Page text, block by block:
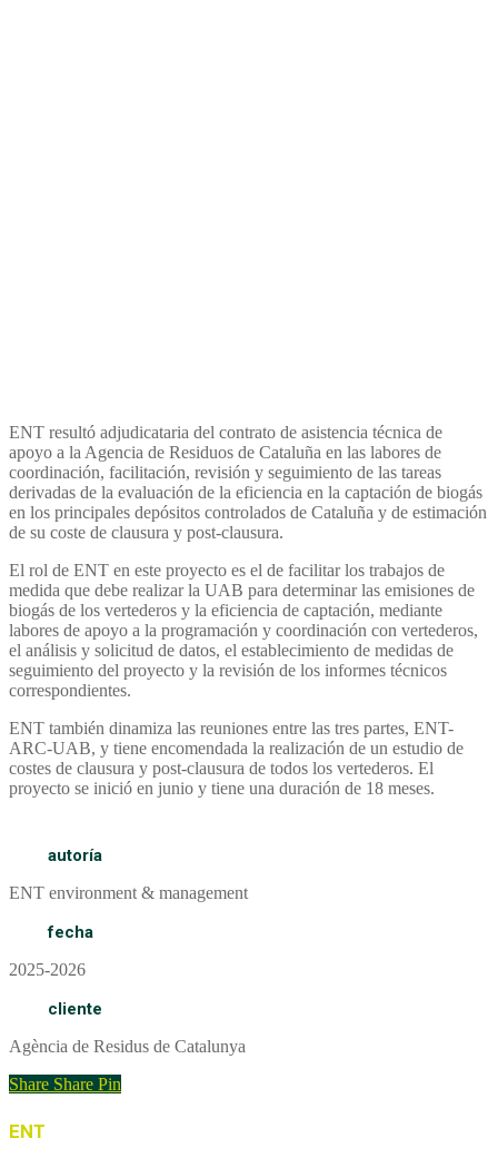
ENT resultó adjudicataria del contrato de asistencia técnica de
apoyo a la Agencia de Residuos de Cataluña en las labores de
coordinación, facilitación, revisión y seguimiento de las tareas
derivadas de la evaluación de la eficiencia en la captación de biogás
en los principales depósitos controlados de Cataluña y de estimación
de su coste de clausura y post-clausura.
El rol de ENT en este proyecto es el de facilitar los trabajos de
medida que debe realizar la UAB para determinar las emisiones de
biogás de los vertederos y la eficiencia de captación, mediante
labores de apoyo a la programación y coordinación con vertederos,
el análisis y solicitud de datos, el establecimiento de medidas de
seguimiento del proyecto y la revisión de los informes técnicos
correspondientes.
ENT también dinamiza las reuniones entre las tres partes, ENT-
ARC-UAB, y tiene encomendada la realización de un estudio de
costes de clausura y post-clausura de todos los vertederos. El
proyecto se inició en junio y tiene una duración de 18 meses.
autoría
ENT environment & management
fecha
2025-2026
cliente
Agència de Residus de Catalunya
Share Share Pin
ENT